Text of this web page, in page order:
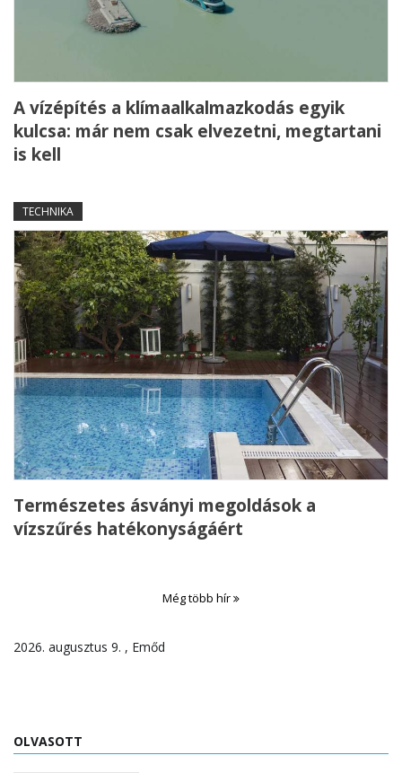
A vízépítés a klímaalkalmazkodás egyik
kulcsa: már nem csak elvezetni, megtartani
is kell
TECHNIKA
Természetes ásványi megoldások a
vízszűrés hatékonyságáért
Még több hír
2026. augusztus 9. , Emőd
OLVASOTT